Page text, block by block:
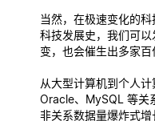
当然，在极速变化的
科技发展史，我们可以
变，也会催生出多家百
从大型计算机到个人
Oracle、MySQL 等关
非关系数据量爆炸式